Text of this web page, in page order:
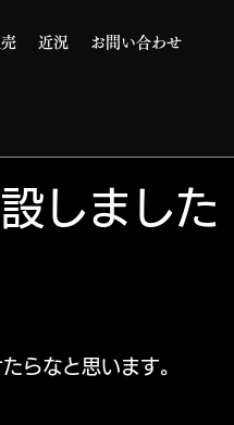
近況 お問い合わせ
しました
らなと思います。